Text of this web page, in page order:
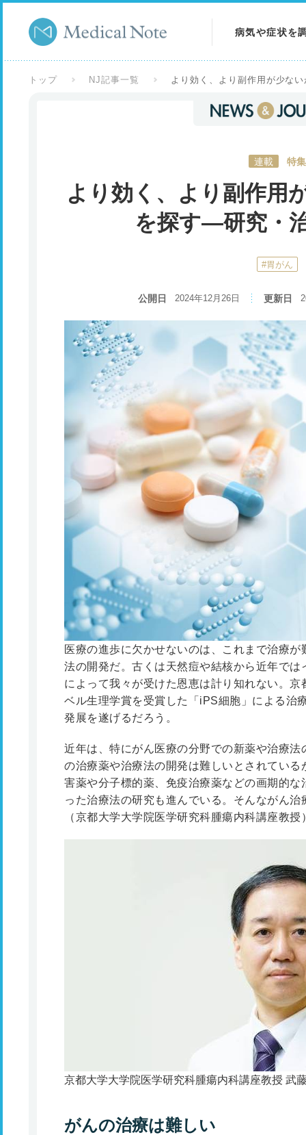
病気や症状を
症状を調べる
トップ NJ記事一覧 より効く、より副作用が少な
連載 特集
より効く、より副作用
を探す―研究・
#胃がん
公開日 2024年12月26日 更新日
医療の進歩に欠かせないのは、これまで治療
法の開発だ。古くは天然痘や結核から近年で
によって我々が受けた恩恵は計り知れない。
ベル生理学賞を受賞した「iPS細胞」による治
発展を遂げるだろう。
近年は、特にがん医療の分野での新薬や治療
の治療薬や治療法の開発は難しいとされてい
害薬や分子標的薬、免疫治療薬などの画期的
った治療法の研究も進んでいる。そんながん
（京都大学大学院医学研究科腫瘍内科講座教授
京都大学大学院医学研究科腫瘍内科講座教授 武
がんの治療は難しい